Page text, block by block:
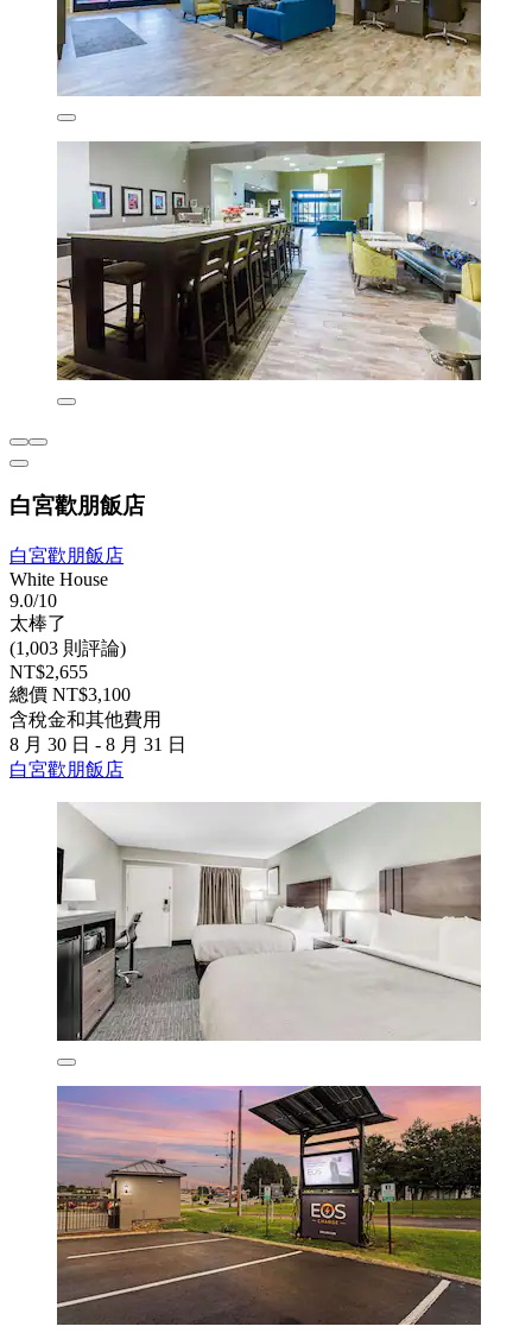
白宮歡朋飯店
白宮歡朋飯店
White House
9.0/10
太棒了
(1,003 則評論)
NT$2,655
總價 NT$3,100
含稅金和其他費用
8 月 30 日 - 8 月 31 日
白宮歡朋飯店